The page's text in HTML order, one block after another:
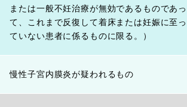
または一般不妊治療が無効であるものであっ
て、これまで反復して着床または妊娠に至っ
ていない患者に係るものに限る。）
慢性子宮内膜炎が疑われるもの